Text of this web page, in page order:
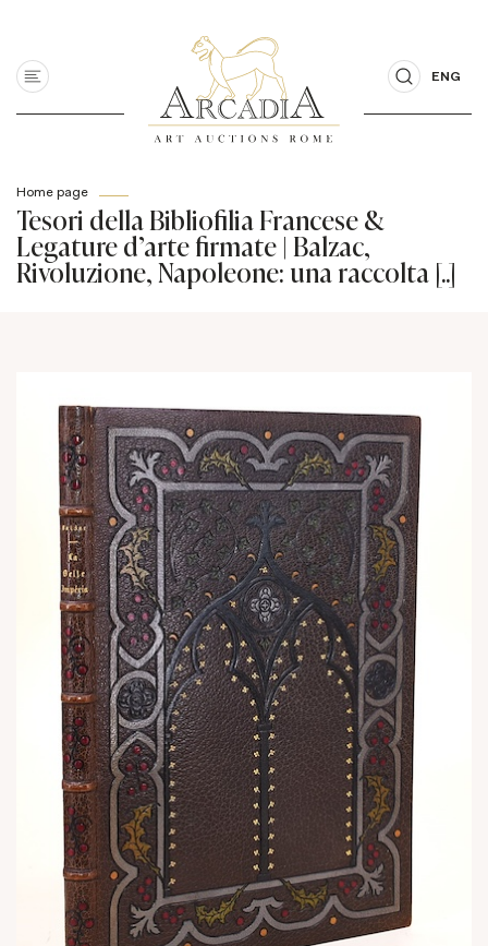
ENG
Home page
Tesori della Bibliofilia Francese &
Legature d'arte firmate | Balzac,
Rivoluzione, Napoleone: una raccolta [..]